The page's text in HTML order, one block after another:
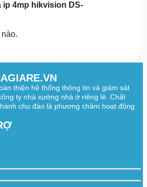
D: 77 m, O: 30 m, R: 15 m, I: 7 m
m
Hz: 30 fps (2688 × 1520, 1920 × 1080,
ip 4mp hikvision DS-
thiện hệ thống thông tin và giám sát
ty nhà xưởng nhà ở riêng lẻ. Chất
chu đáo là phương châm hoạt động